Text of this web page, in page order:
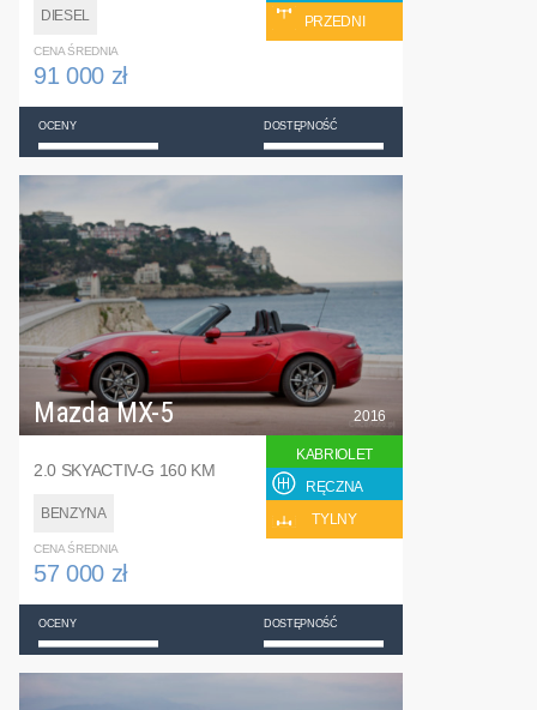
DIESEL
PRZEDNI
CENA ŚREDNIA
91 000 zł
OCENY DOSTĘPNOŚĆ
Mazda MX-5
2.0 SKYACTIV-G 160 KM
BENZYNA
2016
KABRIOLET
RĘCZNA
TYLNY
CENA ŚREDNIA
57 000 zł
OCENY DOSTĘPNOŚĆ